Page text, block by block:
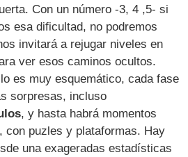
Con un número -3, 4 ,5- si
esa dificultad, no podremos
invitará a rejugar niveles en
ver esos caminos ocultos.
es muy esquemático, cada fase
sorpresas, incluso
, y hasta habrá momentos
con puzles y plataformas. Hay
una exageradas estadísticas